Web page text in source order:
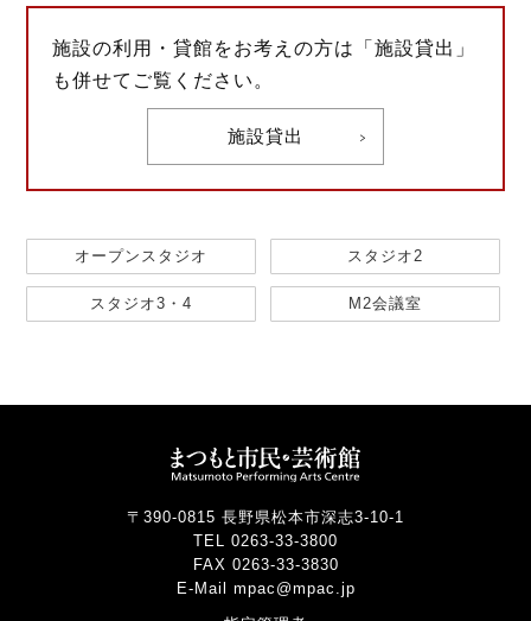
施設の利用・貸館をお考えの方は「施設貸出」
も併せてご覧ください。
施設貸出
オープンスタジオ スタジオ2
スタジオ3・4 M2会議室
〒390-0815 長野県松本市深志3-10-1
TEL 0263-33-3800
FAX 0263-33-3830
E-Mail mpac@mpac.jp